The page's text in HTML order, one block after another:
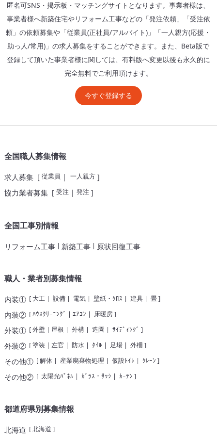
匿名可SNS・掲示板・マッチングサイトとなります。事業者様は、
事業者様へ新築住宅やリフォーム工事などの「発注依頼」「受注依
頼」の依頼募集や「従業員(正社員/アルバイト)」「一人親方(応援・
助っ人/常用)」の求人募集をすることができます。また、Beta版で
登録して頂いた事業者様に関しては、有料版へ変更以後も永久的に
完全無料でご利用頂けます。
今すぐ登録する
全国職人募集情報
求人募集[ 従業員| 一人親方]
協力業者募集[ 受注| 発注]
全国工事別情報
リフォーム工事| 新築工事| 原状回復工事
職人・業者別募集情報
内装①[ 大工| 設備| 電気| 壁紙・ｸﾛｽ | 建具| 畳]
内装②[ﾊｳｽｸﾘｰﾆﾝｸﾞ | ｴｱｺﾝ | 床暖房]
外装①[外壁| 屋根 | 外構| 造園 | ｻｲﾃﾞｨﾝｸﾞ ]
外装②[塗装 | 左官 | 防水| ﾀｲﾙ | 足場| 外柵 ]
その他①[解体| 産業廃棄物処理 | 仮設ﾄｲﾚ | ｸﾚｰﾝ ]
その他②[ 太陽光ﾊﾟﾈﾙ | ｶﾞﾗｽ・ｻｯｼ | ｶｰﾃﾝ ]
都道府県別募集情報
北海道 [北海道 ]